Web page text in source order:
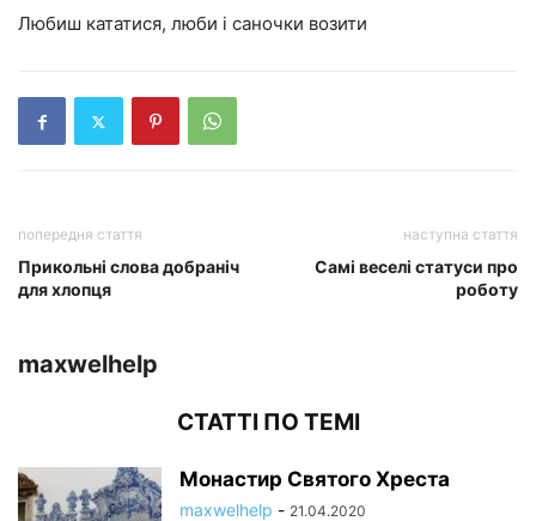
Любиш кататися, люби і саночки возити
попередня стаття
Прикольні слова добраніч
для хлопця
наступна стаття
Самі веселі статуси про
роботу
maxwelhelp
СТАТТІ ПО ТЕМІ
Монастир Святого Хреста
maxwelhelp - 21.04.2020